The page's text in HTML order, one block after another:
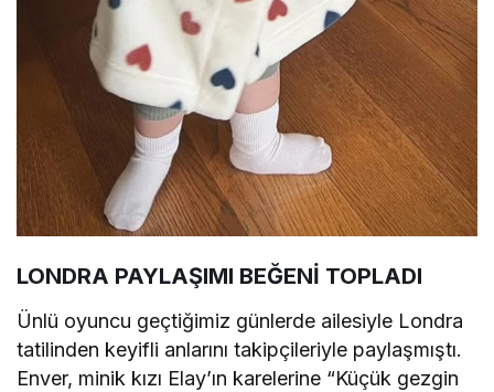
LONDRA PAYLAŞIMI BEĞENİ TOPLADI
Ünlü oyuncu geçtiğimiz günlerde ailesiyle Londra
tatilinden keyifli anlarını takipçileriyle paylaşmıştı.
Enver, minik kızı Elay’ın karelerine “Küçük gezgin